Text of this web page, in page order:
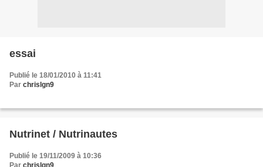
essai
Publié le 18/01/2010 à 11:41
Par chrislgn9
Nutrinet / Nutrinautes
Publié le 19/11/2009 à 10:36
Par chrislgn9